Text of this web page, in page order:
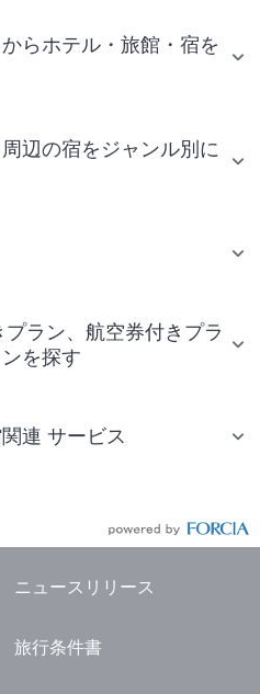
らホテル・旅館・宿を
辺の宿をジャンル別に
ラン、航空券付きプラ
を探す
連 サービス
ニュースリリース
旅行条件書